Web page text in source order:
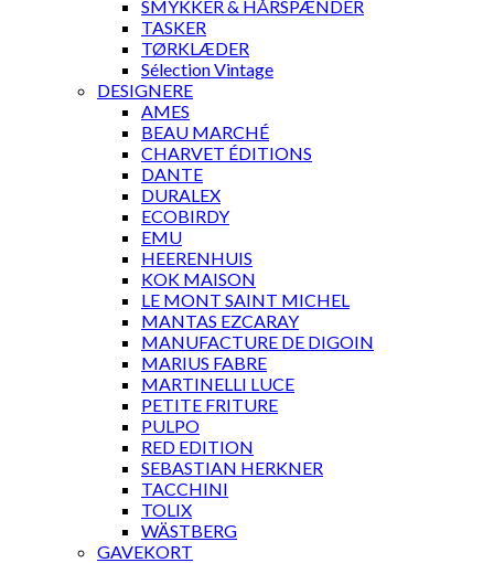
SMYKKER & HÅRSPÆNDER
TASKER
TØRKLÆDER
Sélection Vintage
DESIGNERE
AMES
BEAU MARCHÉ
CHARVET ÉDITIONS
DANTE
DURALEX
ECOBIRDY
EMU
HEERENHUIS
KOK MAISON
LE MONT SAINT MICHEL
MANTAS EZCARAY
MANUFACTURE DE DIGOIN
MARIUS FABRE
MARTINELLI LUCE
PETITE FRITURE
PULPO
RED EDITION
SEBASTIAN HERKNER
TACCHINI
TOLIX
WÄSTBERG
GAVEKORT